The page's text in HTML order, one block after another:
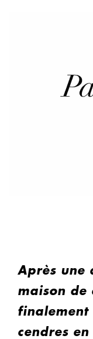
Après une
maison de
finalement
cendres